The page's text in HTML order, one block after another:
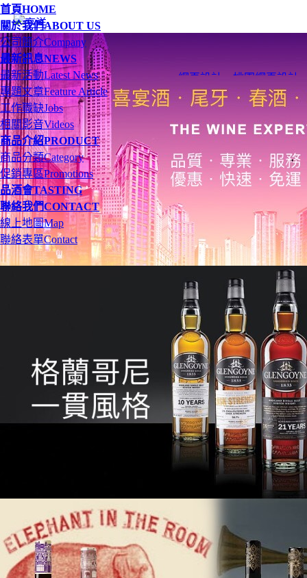
首頁HOME
關於我們ABOUT US
公司簡介Company
最新訊息NEWS
最新活動Latest News
專題文章Feature Article
工作職缺Jobs
相關影音Videos
商品介紹PRODUCT
商品分類Category
促銷專區Promotions
品酒會TASTING
聯絡我們CONTACT
線上地圖Map
聯絡表單Contact
網頁設計 桃園網頁設計